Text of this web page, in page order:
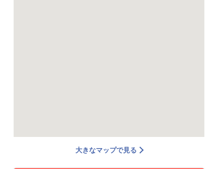
大きなマップで見る